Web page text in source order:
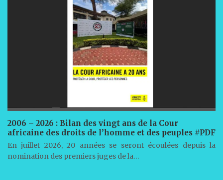
2006 – 2026 : Bilan des vingt ans de la Cour
africaine des droits de l’homme et des peuples #PDF
En juillet 2026, 20 années se seront écoulées depuis la
nomination des premiers juges de la…